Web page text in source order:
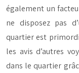
également un
ne disposez pas
quartier est
les avis d’autres
dans le quartier